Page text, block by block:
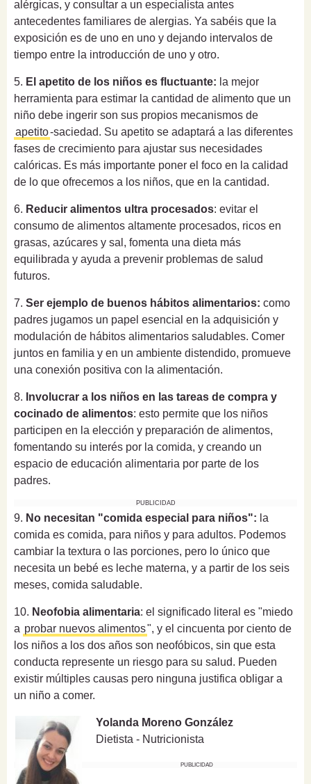
alérgicas, y consultar a un especialista antes
antecedentes familiares de alergias. Ya sabéis que la
exposición es de uno en uno y dejando intervalos de
tiempo entre la introducción de uno y otro.
5. El apetito de los niños es fluctuante: la mejor
herramienta para estimar la cantidad de alimento que un
niño debe ingerir son sus propios mecanismos de
apetito-saciedad. Su apetito se adaptará a las diferentes
fases de crecimiento para ajustar sus necesidades
calóricas. Es más importante poner el foco en la calidad
de lo que ofrecemos a los niños, que en la cantidad.
6. Reducir alimentos ultra procesados: evitar el
consumo de alimentos altamente procesados, ricos en
grasas, azúcares y sal, fomenta una dieta más
equilibrada y ayuda a prevenir problemas de salud
futuros.
7. Ser ejemplo de buenos hábitos alimentarios: como
padres jugamos un papel esencial en la adquisición y
modulación de hábitos alimentarios saludables. Comer
juntos en familia y en un ambiente distendido, promueve
una conexión positiva con la alimentación.
8. Involucrar a los niños en las tareas de compra y
cocinado de alimentos: esto permite que los niños
participen en la elección y preparación de alimentos,
fomentando su interés por la comida, y creando un
espacio de educación alimentaria por parte de los
padres.
PUBLICIDAD
9. No necesitan "comida especial para niños": la
comida es comida, para niños y para adultos. Podemos
cambiar la textura o las porciones, pero lo único que
necesita un bebé es leche materna, y a partir de los seis
meses, comida saludable.
10. Neofobia alimentaria: el significado literal es "miedo
a probar nuevos alimentos", y el cincuenta por ciento de
los niños a los dos años son neofóbicos, sin que esta
conducta represente un riesgo para su salud. Pueden
existir múltiples causas pero ninguna justifica obligar a
un niño a comer.
Yolanda Moreno González
Dietista - Nutricionista
PUBLICIDAD